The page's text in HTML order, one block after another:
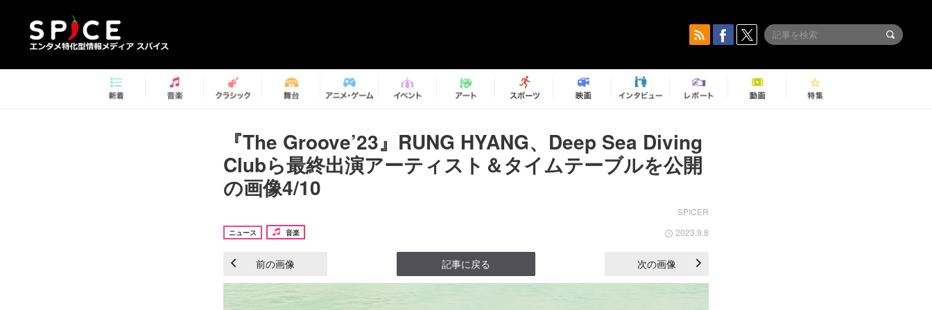
『The Groove’23』RUNG HYANG、Deep Sea Diving
Clubら最終出演アーティスト＆タイムテーブルを公開
の画像4/10
SPICER
ニュース 音楽 2023.9.8
前の画像 記事に戻る 次の画像